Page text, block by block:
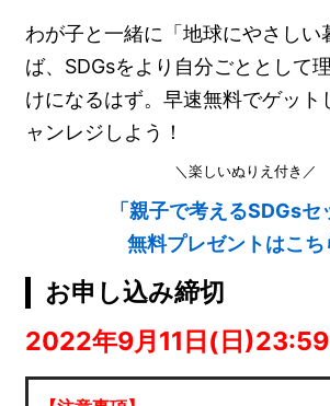
わが子と一緒に「地球にやさしい
ば、SDGsをより自分ごととして
けになるはず。早速無料でゲット
ャンレジしよう！
＼楽しいぬりえ付き／
「親子で考えるSDGsセ
無料プレゼントはこち
お申し込み締切
2022年9月11日(日